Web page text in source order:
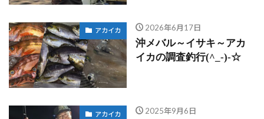
アカイカ 2026年6月17日
沖メバル～イサキ～アカ
イカの調査釣行(^_-)-☆
アカイカ 2025年9月6日